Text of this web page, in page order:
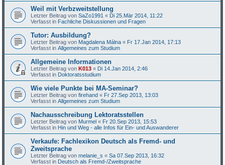
Weil mit Verbzweitstellung
Letzter Beitrag vonSaZo1991 « Di 25.Mär 2014, 11:22
Verfasst in Fachliche Diskussionen und Fragen
Tutor: Ausbildung?
Letzter Beitrag von Magdalena Málna « Fr 17.Jan 2014, 17:13
Verfasst inAllgemeines zum Studium
Allgemeine Informationen
Letzter Beitrag vonK013 « Di 14.Jan 2014, 2:46
Verfasst in Doktoratsstudium
Wie viele Punkte bei MA-Seminar?
Letzter Beitrag vonfirehand « Fr 27.Sep 2013, 13:03
Verfasst inAllgemeines zum Studium
Nachausschreibung Lektoratsstellen
Letzter Beitrag von Murmel « Fr 20.Sep 2013, 15:53
Verfasst in Hin und Weg - alle Infos für Ein- und Auswanderer
Verkaufe: Fachlexikon Deutsch als Fremd- und
Zweitsprache
Letzter Beitrag vonmelanie_s «Sa 07.Sep 2013, 16:32
Verfasst in Deutsch als Fremd-/Zweitsprache